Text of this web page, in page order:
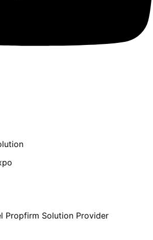
Propfirm Solution Provider